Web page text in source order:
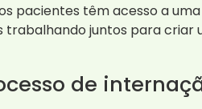
pacientes têm acesso a
trabalhando juntos para
de